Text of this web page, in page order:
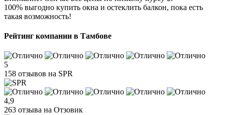
100% выгодно купить окна и остеклить балкон, пока есть
такая возможность!
Рейтинг компании в Тамбове
5
158 отзывов на SPR
4,9
263 отзыва на Отзовик